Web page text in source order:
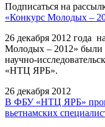
Подписаться на
«Конкурс Молодых –
26 декабря 2012 года
Молодых – 2012» были
научно-
«НТЦ ЯРБ».
26 декабря 2012
В ФБУ «НТЦ ЯРБ»
вьетнамских